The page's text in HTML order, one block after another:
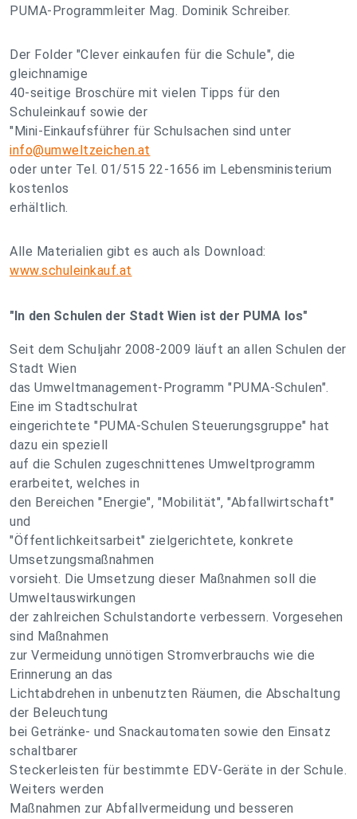
PUMA-Programmleiter Mag. Dominik Schreiber.
Der Folder "Clever einkaufen für die Schule", die
gleichnamige
40-seitige Broschüre mit vielen Tipps für den
Schuleinkauf sowie der
"Mini-Einkaufsführer für Schulsachen sind unter
info@umweltzeichen.at
oder unter Tel. 01/515 22-1656 im Lebensministerium
kostenlos
erhältlich.
Alle Materialien gibt es auch als Download:
www.schuleinkauf.at
"In den Schulen der Stadt Wien ist der PUMA los"
Seit dem Schuljahr 2008-2009 läuft an allen Schulen der
Stadt Wien
das Umweltmanagement-Programm "PUMA-Schulen".
Eine im Stadtschulrat
eingerichtete "PUMA-Schulen Steuerungsgruppe" hat
dazu ein speziell
auf die Schulen zugeschnittenes Umweltprogramm
erarbeitet, welches in
den Bereichen "Energie", "Mobilität", "Abfallwirtschaft"
und
"Öffentlichkeitsarbeit" zielgerichtete, konkrete
Umsetzungsmaßnahmen
vorsieht. Die Umsetzung dieser Maßnahmen soll die
Umweltauswirkungen
der zahlreichen Schulstandorte verbessern. Vorgesehen
sind Maßnahmen
zur Vermeidung unnötigen Stromverbrauchs wie die
Erinnerung an das
Lichtabdrehen in unbenutzten Räumen, die Abschaltung
der Beleuchtung
bei Getränke- und Snackautomaten sowie den Einsatz
schaltbarer
Steckerleisten für bestimmte EDV-Geräte in der Schule.
Weiters werden
Maßnahmen zur Abfallvermeidung und besseren